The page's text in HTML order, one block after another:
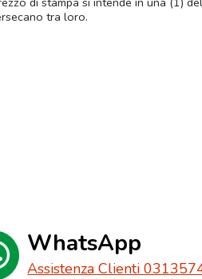
tra loro.
WhatsApp
Assistenza Clienti